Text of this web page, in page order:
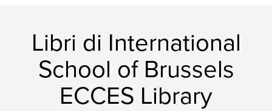
Libri di International
School of Brussels
ECCES Library